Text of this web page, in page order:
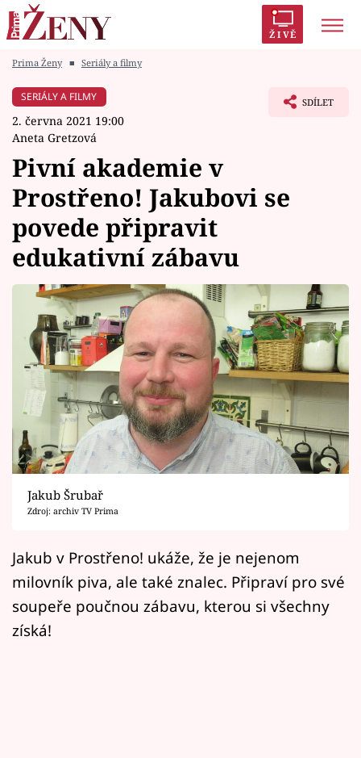
ŽIVĚ
Módní alarm
Témata
Celebrity
Vztahy
Seriály
Horoskopy
Sledujte prima+
Filmový festival Karlovy Vary
Pořady
Přihlášení
Sledujte nás
Prima Ženy ■ Seriály a filmy
SERIÁLY A FILMY
2. června 2021 19:00
Aneta Gretzová
SDÍLET
Pivní akademie v
Prostřeno! Jakubovi se
povede připravit
edukativní zábavu
Jakub Šrubař
Zdroj: archiv TV Prima
Jakub v Prostřeno! ukáže, že je nejenom
milovník piva, ale také znalec. Připraví pro své
soupeře poučnou zábavu, kterou si všechny
získá!